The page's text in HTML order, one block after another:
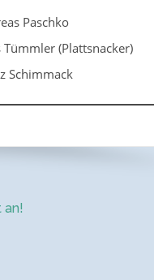
Paschko
Tümmler (Plattsnacker)
Schimmack
an!